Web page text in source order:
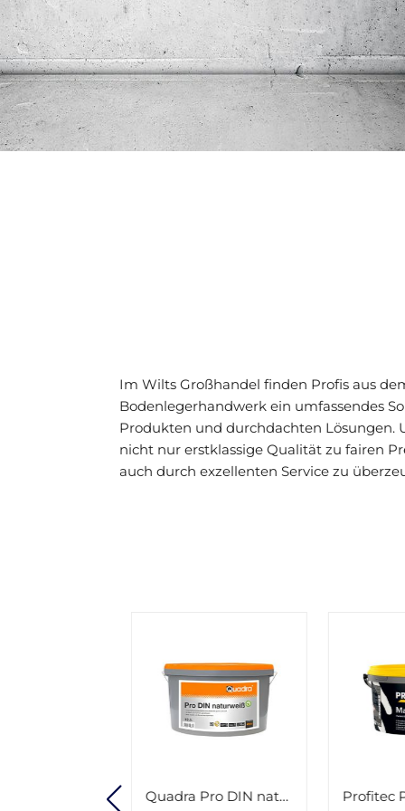
Im Wilts Großhandel finden Profis aus
Bodenlegerhandwerk ein umfassendes
Produkten und durchdachten Lösungen.
nicht nur erstklassige Qualität zu fairen
auch durch exzellenten Service zu
Profitec P144 Matt Plus weiß 12,5l